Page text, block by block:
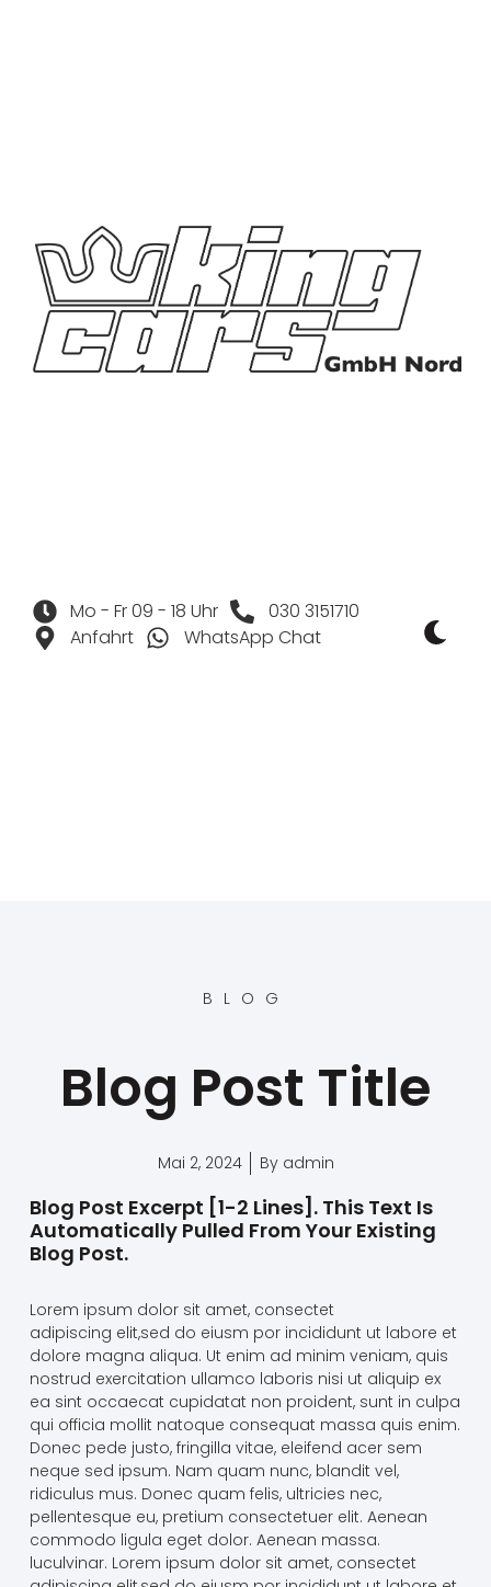
Mo - Fr 09 - 18 Uhr
030 3151710
Anfahrt
WhatsApp Chat
BLOG
Blog Post Title
Mai 2, 2024 Byadmin
Blog Post Excerpt [1-2 Lines]. This Text Is
Automatically Pulled From Your Existing
Blog Post.
Lorem ipsum dolor sit amet, consectet
adipiscing elit,sed do eiusm por incididunt ut labore et
dolore magna aliqua. Ut enim ad minim veniam, quis
nostrud exercitation ullamco laboris nisi ut aliquip ex
ea sint occaecat cupidatat non proident, sunt in culpa
qui officia mollit natoque consequat massa quis enim.
Donec pede justo, fringilla vitae, eleifend acer sem
neque sed ipsum. Nam quam nunc, blandit vel,
ridiculus mus. Donec quam felis, ultricies nec,
pellentesque eu, pretium consectetuer elit. Aenean
commodo ligula eget dolor. Aenean massa.
luculvinar. Lorem ipsum dolor sit amet, consectet